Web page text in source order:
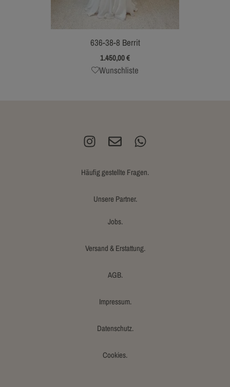
636-38-8 Berrit
1.450,00€
Wunschliste
Häufig gestellte Fragen.
Unsere Partner.
Jobs.
Versand & Erstattung.
AGB.
Impressum.
Datenschutz.
Cookies.